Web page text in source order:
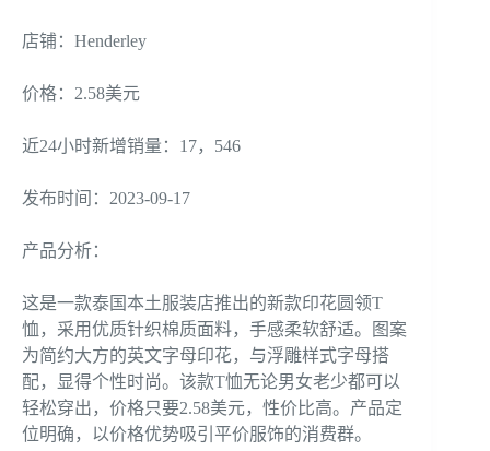
店铺：Henderley
价格：2.58美元
近24小时新增销量：17，546
发布时间：2023-09-17
产品分析：
这是一款泰国本土服装店推出的新款印花圆领T
恤，采用优质针织棉质面料，手感柔软舒适。图案
为简约大方的英文字母印花，与浮雕样式字母搭
配，显得个性时尚。该款T恤无论男女老少都可以
轻松穿出，价格只要2.58美元，性价比高。产品定
位明确，以价格优势吸引平价服饰的消费群。